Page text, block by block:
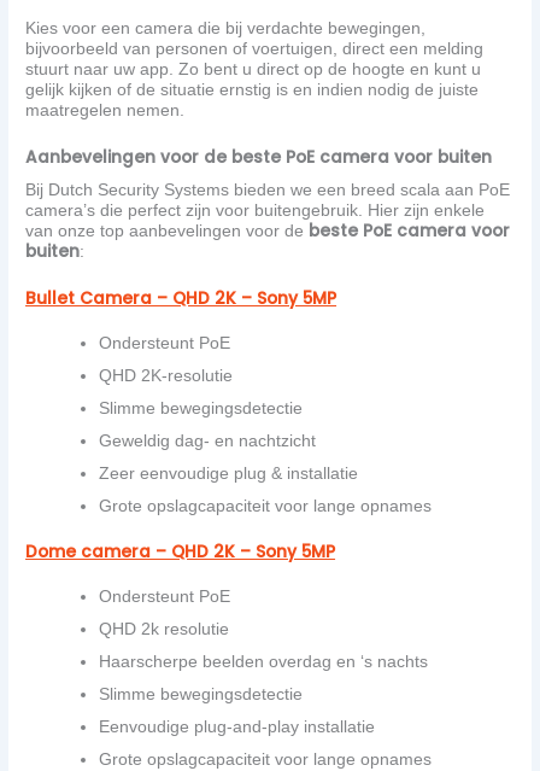
Kies voor een camera die bij verdachte bewegingen,
bijvoorbeeld van personen of voertuigen, direct een melding
stuurt naar uw app. Zo bent u direct op de hoogte en kunt u
gelijk kijken of de situatie ernstig is en indien nodig de juiste
maatregelen nemen.
Aanbevelingen voor de beste PoE camera voor buiten
Bij Dutch Security Systems bieden we een breed scala aan PoE
camera’s die perfect zijn voor buitengebruik. Hier zijn enkele
van onze top aanbevelingen voor de beste PoE camera voor
buiten:
Bullet Camera – QHD 2K – Sony 5MP
Ondersteunt PoE
QHD2K-resolutie
Slimme bewegingsdetectie
Geweldig dag- en nachtzicht
Zeer eenvoudige plug & installatie
Grote opslagcapaciteit voor lange opnames
Dome camera – QHD 2K – Sony 5MP
Ondersteunt PoE
QHD 2k resolutie
Haarscherpe beelden overdag en ‘s nachts
Slimme bewegingsdetectie
Eenvoudige plug-and-play installatie
Grote opslagcapaciteit voor lange opnames